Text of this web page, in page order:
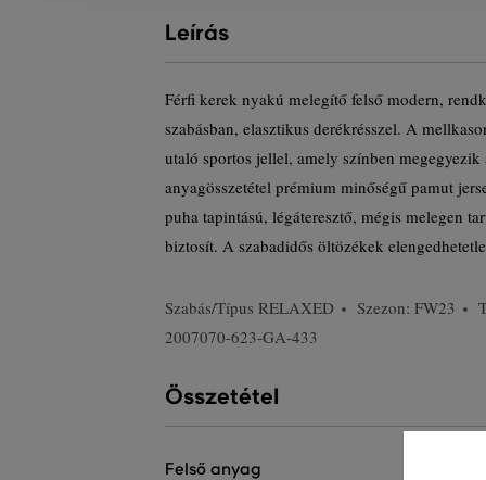
Leírás
Férfi kerek nyakú melegítő felső modern,
szabásban, elasztikus derékrésszel. A
utaló sportos jellel, amely színben
anyagösszetétel prémium minőségű pamut
puha tapintású, légáteresztő, mégis melegen
biztosít. A szabadidős öltözékek
Szabás/Típus RELAXED Szezon: FW23
2007070-623-GA-433
Összetétel
felső anyag